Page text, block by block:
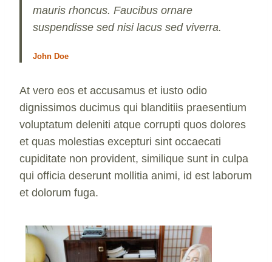
mauris rhoncus. Faucibus ornare
suspendisse sed nisi lacus sed viverra.
John Doe
At vero eos et accusamus et iusto odio
dignissimos ducimus qui blanditiis praesentium
voluptatum deleniti atque corrupti quos dolores
et quas molestias excepturi sint occaecati
cupiditate non provident, similique sunt in culpa
qui officia deserunt mollitia animi, id est laborum
et dolorum fuga.